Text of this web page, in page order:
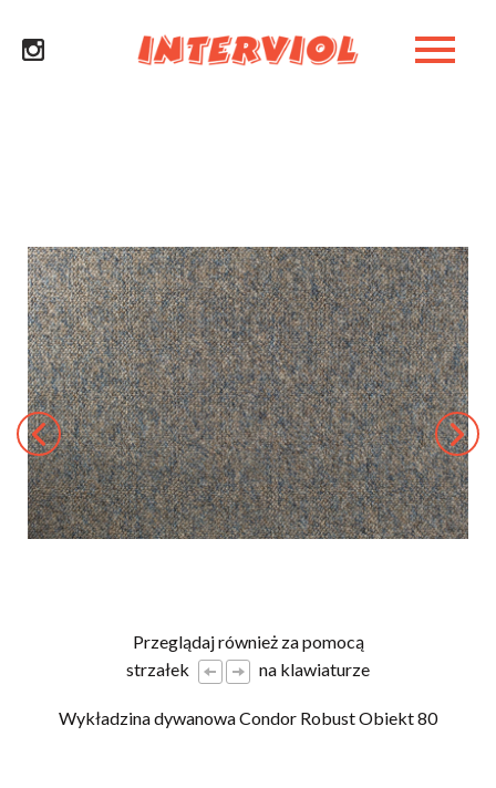
Przeglądaj również za pomocą
strzałek
na klawiaturze
Wykładzina dywanowa Condor Robust Obiekt 80